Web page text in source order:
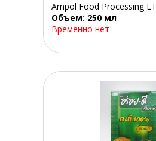
Ampol Food Processing
Объем: 250 мл
Временно нет